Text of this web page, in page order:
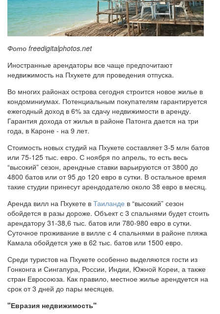
Фото freedigitalphotos.net
Иностранные арендаторы все чаще предпочитают
недвижимость на Пхукете для проведения отпуска.
Во многих районах острова сегодня строится новое жилье в
кондоминиумах. Потенциальным покупателям гарантируется
ежегодный доход в 6% за сдачу недвижимости в аренду.
Гарантия дохода от жилья в районе Патонга дается на три
года, в Кароне - на 9 лет.
Стоимость новых студий на Пхукете составляет 3-5 млн батов
или 75-125 тыс. евро. С ноября по апрель, то есть весь
“высокий” сезон, арендные ставки варьируются от 3800 до
4800 батов или от 95 до 120 евро в сутки. В остальное время
такие студии принесут арендодателю около 38 евро в месяц.
Аренда вилл на Пхукете в Таиланде в “высокий” сезон
обойдется в разы дороже. Объект с 3 спальнями будет стоить
арендатору 31-38,6 тыс. батов или 780-980 евро в сутки.
Суточное проживание в вилле с 4 спальнями в районе пляжа
Камала обойдется уже в 62 тыс. батов или 1500 евро.
Среди туристов на Пхукете особенно выделяются гости из
Гонконга и Сингапура, России, Индии, Южной Кореи, а также
стран Евросоюза. Как правило, местное жилье арендуется на
срок от 3 дней до пары месяцев.
"Евразия недвижимость"